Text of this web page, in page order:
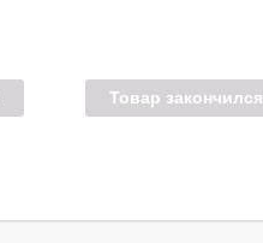
Товар закончился